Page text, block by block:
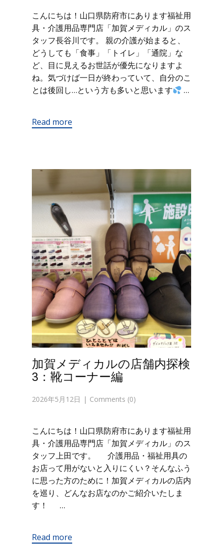
こんにちは！山口県防府市にあります福祉用
具・介護用品専門店「加賀メディカル」のス
タッフ長谷川です。 親の介護が始まると、
どうしても「食事」「トイレ」「通院」な
ど、目に見えるお世話が優先になりますよ
ね。気づけば一日が終わっていて、自分のこ
とは後回し…という方も多いと思います
…
Read more
加賀メディカルの店舗内探検
3：靴コーナー編
2026年5月12日 Comments (0)
こんにちは！山口県防府市にあります福祉用
具・介護用品専門店「加賀メディカル」のス
タッフ上田です。 介護用品・福祉用具の
お店って用がないと入りにくい？そんなふう
に思った方のために！加賀メディカルの店内
を巡り、どんなお店なのかご紹介いたしま
す！ …
Read more